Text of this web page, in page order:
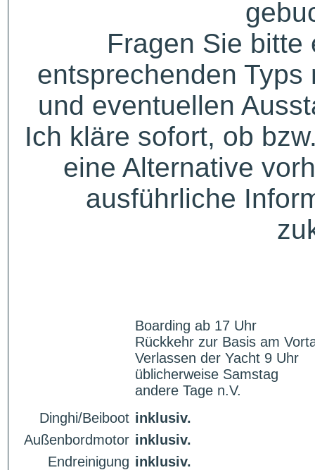
Fragen Sie bitte
entsprechenden
und eventuellen
Ich kläre sofort, ob
eine Alternative
ausführliche
Boarding ab 17 Uhr
Rückkehr zur Basis am
Verlassen der Yacht 9 Uhr
üblicherweise Samstag
andere Tage n.V.
Dinghi/Beiboot inklusiv.
Außenbordmotor inklusiv.
Endreinigung inklusiv.